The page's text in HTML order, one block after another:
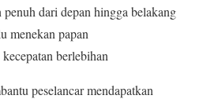
dari depan hingga belakang
menekan papan
berlebihan
peselancar mendapatkan